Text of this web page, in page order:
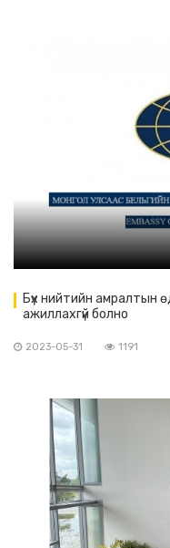
Бүх нийтийн амралтын
ажиллахгүй болно
2023-05-31 1191